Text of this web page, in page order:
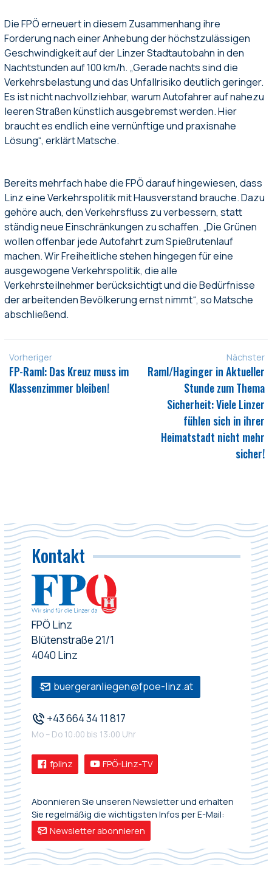
Die FPÖ erneuert in diesem Zusammenhang ihre
Forderung nach einer Anhebung der höchstzulässigen
Geschwindigkeit auf der Linzer Stadtautobahn in den
Nachtstunden auf 100 km/h. „Gerade nachts sind die
Verkehrsbelastung und das Unfallrisiko deutlich geringer.
Es ist nicht nachvollziehbar, warum Autofahrer auf nahezu
leeren Straßen künstlich ausgebremst werden. Hier
braucht es endlich eine vernünftige und praxisnahe
Lösung“, erklärt Matsche.
Bereits mehrfach habe die FPÖ darauf hingewiesen, dass
Linz eine Verkehrspolitik mit Hausverstand brauche. Dazu
gehöre auch, den Verkehrsfluss zu verbessern, statt
ständig neue Einschränkungen zu schaffen. „Die Grünen
wollen offenbar jede Autofahrt zum Spießrutenlauf
machen. Wir Freiheitliche stehen hingegen für eine
ausgewogene Verkehrspolitik, die alle
Verkehrsteilnehmer berücksichtigt und die Bedürfnisse
der arbeitenden Bevölkerung ernst nimmt“, so Matsche
abschließend.
Vorheriger
FP-Raml: Das Kreuz muss im
Klassenzimmer bleiben!
Nächster
Raml/Haginger in Aktueller
Stunde zum Thema
Sicherheit: Viele Linzer
fühlen sich in ihrer
Heimatstadt nicht mehr
sicher!
Kontakt
FPÖ Linz
Blütenstraße 21/1
4040 Linz
buergeranliegen@fpoe-linz.at
+43 664 34 11 817
Mo – Do 10:00 bis 13:00 Uhr
fplinz FPÖ-Linz-TV
Abonnieren Sie unseren Newsletter und erhalten
Sie regelmäßig die wichtigsten Infos per E-Mail:
Newsletter abonnieren